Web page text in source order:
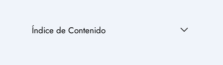
Índice de Contenido